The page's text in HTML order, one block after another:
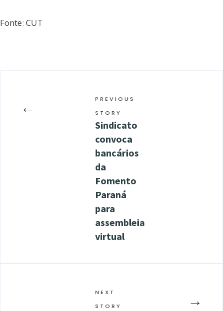
Fonte: CUT
←
PREVIOUS
STORY
Sindicato
convoca
bancários
da
Fomento
Paraná
para
assembleia
virtual
→
NEXT
STORY